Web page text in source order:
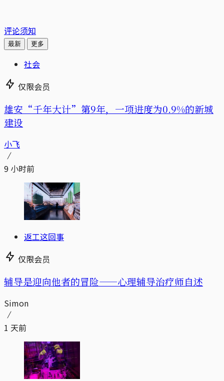
评论须知
最新 更多
社会
仅限会员
雄安“千年大计”第9年，一项进度为0.9%的新城
建设
小飞
9 小时前
返工这回事
仅限会员
辅导是迎向他者的冒险——心理辅导治疗师自述
Simon
1 天前